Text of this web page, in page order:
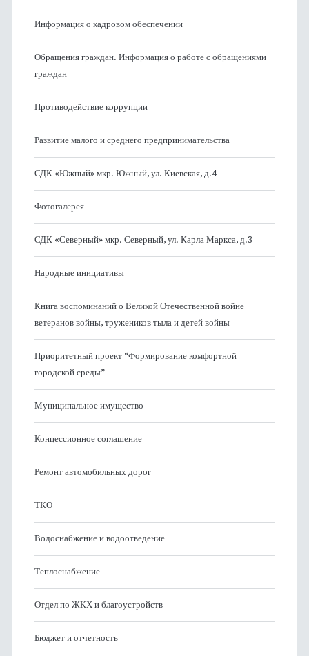
Информация о кадровом обеспечении
Обращения граждан. Информация о работе с обращениями
граждан
Противодействие коррупции
Развитие малого и среднего предпринимательства
СДК «Южный» мкр. Южный, ул. Киевская, д.4
Фотогалерея
СДК «Северный» мкр. Северный, ул. Карла Маркса, д.3
Народные инициативы
Книга воспоминаний о Великой Отечественной войне
ветеранов войны, тружеников тыла и детей войны
Приоритетный проект “Формирование комфортной
городской среды”
Муниципальное имущество
Концессионное соглашение
Ремонт автомобильных дорог
ТКО
Водоснабжение и водоотведение
Теплоснабжение
Отдел по ЖКХ и благоустройств
Бюджет и отчетность